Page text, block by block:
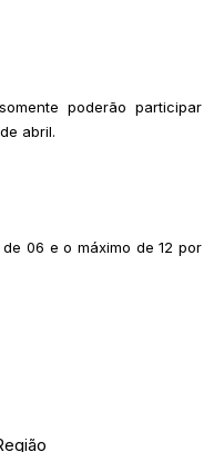
poderão participar
abril.
06 e o máximo de 12 por